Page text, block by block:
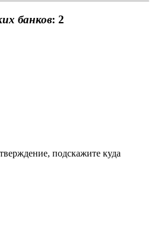
банков: 2
подскажите куда